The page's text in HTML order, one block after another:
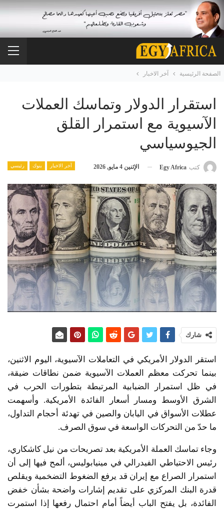
الصفحة الرئيسية آخر الاخبار
استقرار الدولار وتماسك العملات
الآسيوية مع استمرار القلق
الجيوسياسي
آخر الاخبار بنوك رئيسي كتب Egy Africa الإثنين 4 مايو, 2026
شارك
استقر الدولار الأمريكي في التعاملات الآسيوية، اليوم الاثنين،
بينما تحركت معظم العملات الآسيوية ضمن نطاقات ضيقة،
في ظل استمرار الضبابية المرتبطة بتطورات الحرب في
الشرق الأوسط ومسار أسعار الفائدة الأمريكية. وأسهمت
عطلات الأسواق في اليابان والصين في تهدئة أحجام التداول،
ما حدّ من التحركات الواسعة في سوق الصرف.
وجاء تماسك العملة الأمريكية بعد تصريحات من نيل كاشكاري،
رئيس الاحتياطي الفيدرالي في مينيابوليس، ألمح فيها إلى أن
استمرار الصراع مع إيران قد يرفع الضغوط التضخمية ويقلص
قدرة البنك المركزي على تقديم إشارات واضحة بشأن خفض
الفائدة، بل يفتح الباب أيضاً أمام احتمال رفعها إذا استمرت